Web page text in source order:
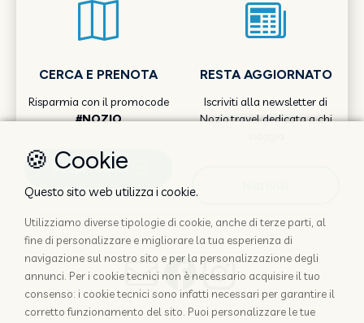
CERCA E PRENOTA
Risparmia con il promocode
#NOZIO
Scopri come
RESTA AGGIORNATO
Iscriviti alla newsletter di
Nozio.travel dedicata a chi
🍪 Cookie
Questo sito web utilizza i cookie.
Utilizziamo diverse tipologie di cookie, anche di terze parti, al
fine di personalizzare e migliorare la tua esperienza di
navigazione sul nostro sito e per la personalizzazione degli
annunci. Per i cookie tecnici non è necessario acquisire il tuo
consenso: i cookie tecnici sono infatti necessari per garantire il
corretto funzionamento del sito. Puoi personalizzare le tue